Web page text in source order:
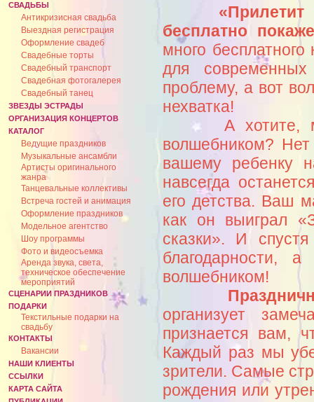
СВАДЬБЫ
Антикризисная свадьба
Выездная регистрация
Оформление свадеб
Свадебные торты
Свадебный транспорт
Свадебная фотогалерея
Свадебный танец
ЗВЕЗДЫ ЭСТРАДЫ
ОРГАНИЗАЦИЯ КОНЦЕРТОВ
КАТАЛОГ
Ведущие праздников
Музыкальные ансамбли
Артисты оригинального
жанра
Танцевальные коллективы
Встреча гостей и анимация
Оформление праздников
Модельное агентство
Шоу программы
Фото и видеосъемка
Аренда звука, света,
техническое обеспечение
мероприятий
СЦЕНАРИИ ПРАЗДНИКОВ
ПОДАРКИ
Текстильные подарки на
свадьбу
КОНТАКТЫ
Вакансии
НАШИ КЛИЕНТЫ
ССЫЛКИ
КАРТА САЙТА
бесплатно
много
для
проблему, а вот
нехватка!
А хотите, мы
волшебником?
вашему ребенку
навсегда
его детства. Ваш
как он выиграл
сказки». И
благодарности,
волшебником!
организует
признается вам,
Каждый раз мы
зрители. Самые
рождения или